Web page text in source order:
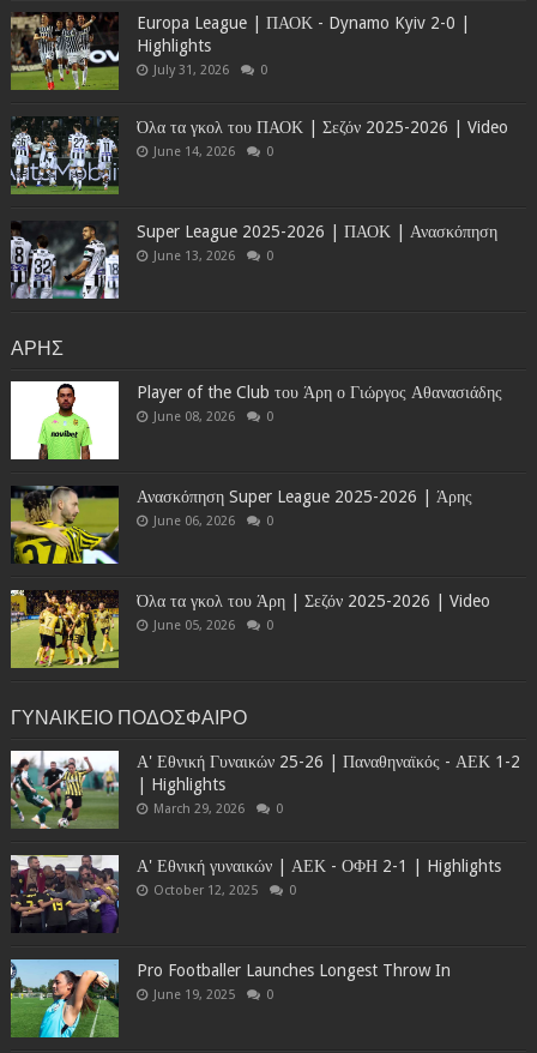
Europa League | ΠΑΟΚ - Dynamo Kyiv 2-0 |
Highlights
July 31, 2026 0
Όλα τα γκολ του ΠΑΟΚ | Σεζόν 2025-2026 | Video
June 14, 2026 0
Super League 2025-2026 | ΠΑΟΚ | Ανασκόπηση
June 13, 2026 0
ΑΡΗΣ
Player of the Club του Άρη ο Γιώργος Αθανασιάδης
June 08, 2026 0
Ανασκόπηση Super League 2025-2026 | Άρης
June 06, 2026 0
Όλα τα γκολ του Άρη | Σεζόν 2025-2026 | Video
June 05, 2026 0
ΓΥΝΑΙΚΕΙΟ ΠΟΔΟΣΦΑΙΡΟ
Α' Εθνική Γυναικών 25-26 | Παναθηναϊκός - ΑΕΚ 1-2
| Highlights
March 29, 2026 0
Α' Εθνική γυναικών | ΑΕΚ - ΟΦΗ 2-1 | Highlights
October 12, 2025 0
Pro Footballer Launches Longest Throw In
June 19, 2025 0